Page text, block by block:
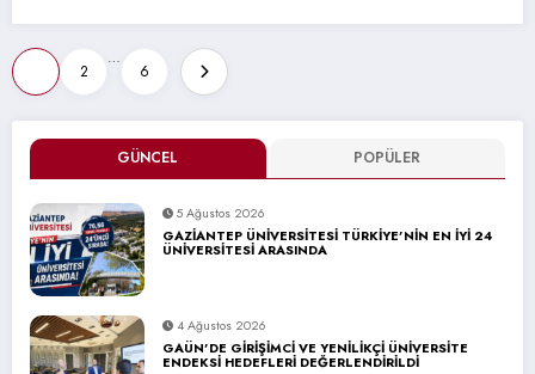
GÜNCEL POPÜLER
5 Ağustos 2026
GAZİANTEP ÜNİVERSİTESİ TÜRKİYE’NİN EN İYİ 24
ÜNİVERSİTESİ ARASINDA
4 Ağustos 2026
GAÜN’DE GİRİŞİMCİ VE YENİLİKÇİ ÜNİVERSİTE
ENDEKSİ HEDEFLERİ DEĞERLENDİRİLDİ
Yazı
sayfalaması
2
…
6